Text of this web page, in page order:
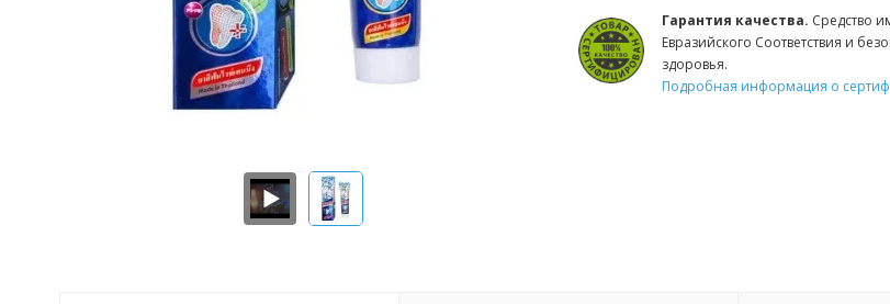
Гарантия качества. Средство
Евразийского Соответствия и
здоровья.
Подробная информация о